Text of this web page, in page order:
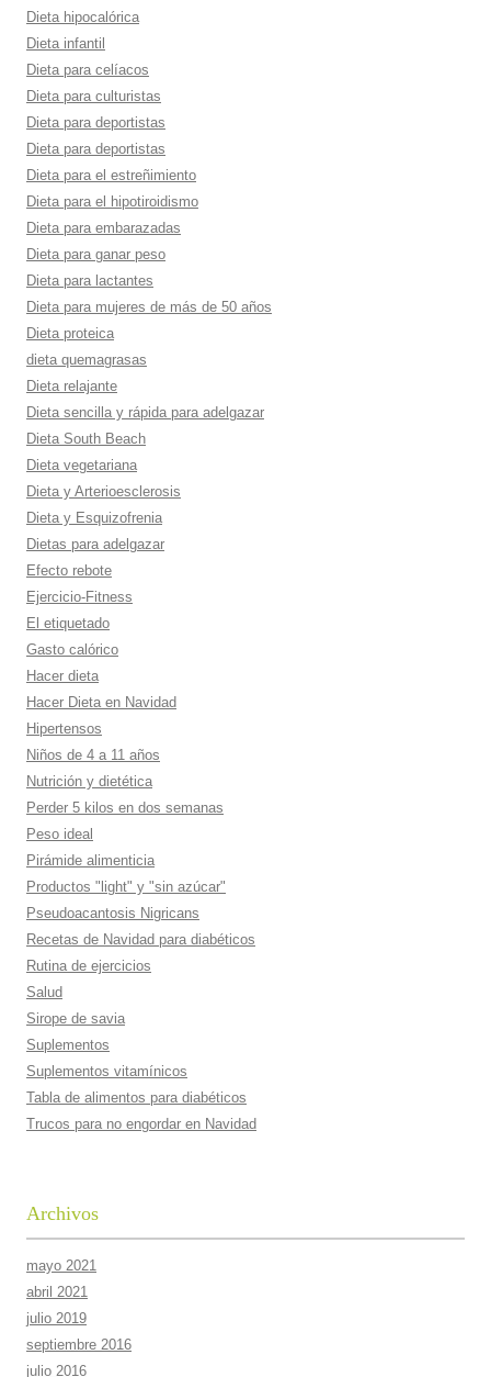
Dieta hipocalórica
Dieta infantil
Dieta para celí­acos
Dieta para culturistas
Dieta para deportistas
Dieta para deportistas
Dieta para el estreñimiento
Dieta para el hipotiroidismo
Dieta para embarazadas
Dieta para ganar peso
Dieta para lactantes
Dieta para mujeres de más de 50 años
Dieta proteica
dieta quemagrasas
Dieta relajante
Dieta sencilla y rápida para adelgazar
Dieta South Beach
Dieta vegetariana
Dieta y Arterioesclerosis
Dieta y Esquizofrenia
Dietas para adelgazar
Efecto rebote
Ejercicio-Fitness
El etiquetado
Gasto calórico
Hacer dieta
Hacer Dieta en Navidad
Hipertensos
Niños de 4 a 11 años
Nutrición y dietética
Perder 5 kilos en dos semanas
Peso ideal
Pirámide alimenticia
Productos "light" y "sin azúcar"
Pseudoacantosis Nigricans
Recetas de Navidad para diabéticos
Rutina de ejercicios
Salud
Sirope de savia
Suplementos
Suplementos vitamí­nicos
Tabla de alimentos para diabéticos
Trucos para no engordar en Navidad
Archivos
mayo 2021
abril 2021
julio 2019
septiembre 2016
julio 2016